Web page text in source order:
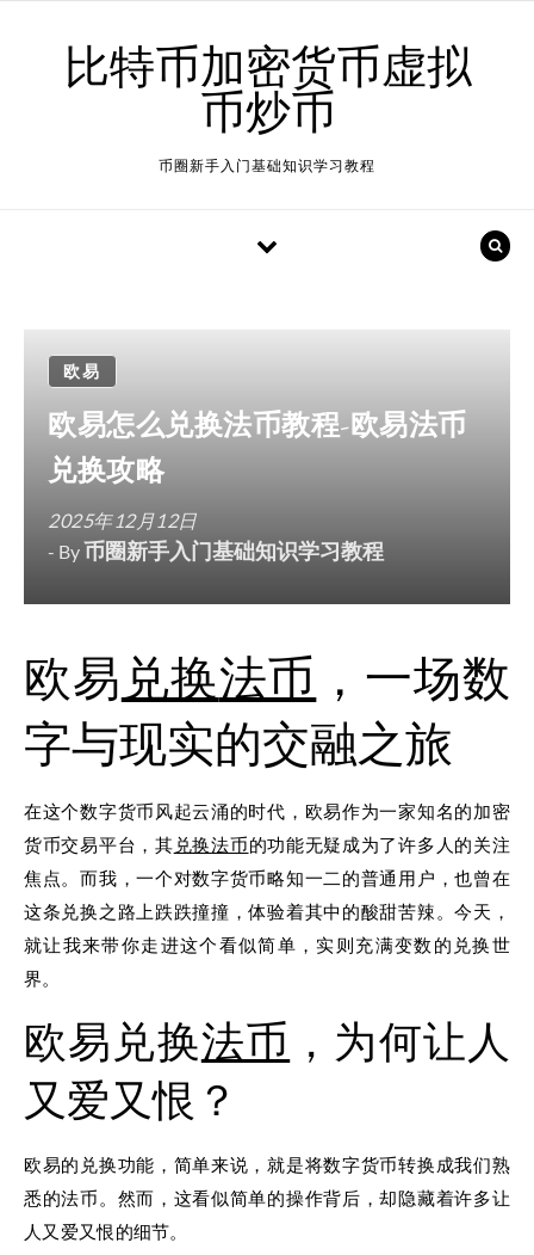
比特币加密货币虚拟
币炒币
币圈新手入门基础知识学习教程
欧易
欧易怎么兑换法币教程-欧易法币
兑换攻略
2025年12月12日
- By币圈新手入门基础知识学习教程
欧易 兑换法币 ，一场数
字与现实的交融之旅
在这个数字货币风起云涌的时代，欧易作为一家知名的加密
货币交易平台，其 兑换法币的功能无疑成为了许多人的关注
焦点。而我，一个对数字货币略知一二的普通用户，也曾在
这条兑换之路上跌跌撞撞，体验着其中的酸甜苦辣。今天，
就让我来带你走进这个看似简单，实则充满变数的兑换世
界。
欧易兑换法币 ，为何让人
又爱又恨？
欧易的兑换功能，简单来说，就是将数字货币转换成我们熟
悉的法币。然而，这看似简单的操作背后，却隐藏着许多让
人又爱又恨的细节。